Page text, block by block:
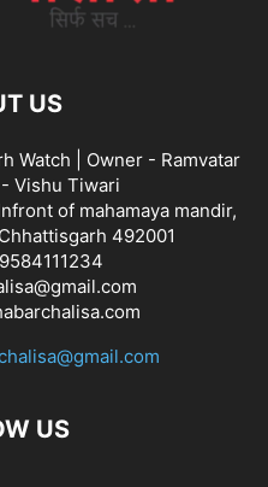
US
Watch | Owner - Ramvatar
Vishu Tiwari
of mahamaya mandir,
492001
US